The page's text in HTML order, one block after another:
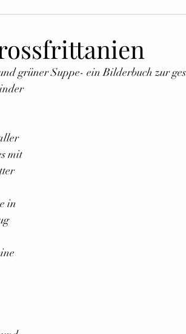
grüner Suppe- ein Bilderbuch zur
mit
in